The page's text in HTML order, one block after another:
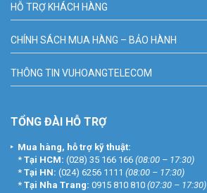
HỖ TRỢ KHÁCH HÀNG
CHÍNH SÁCH MUA HÀNG – BẢO HÀNH
THÔNG TIN VUHOANGTELECOM
TỔNG ĐÀI HỖ TRỢ
Mua hàng, hỗ trợ kỹ thuật:
* Tại HCM: (028) 35 166 166 (08:00 – 17:30)
* Tại HN: (024) 6256 1111 (08:00 – 17:30)
* Tại Nha Trang: 0915 810 810 (07:30 – 17:30)